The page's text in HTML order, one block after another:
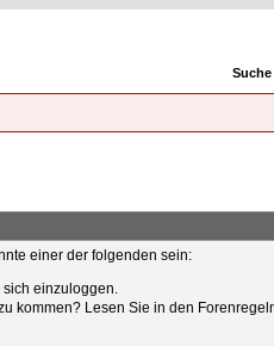
Suche
einer der folgenden sein:
sich einzuloggen.
kommen? Lesen Sie in den